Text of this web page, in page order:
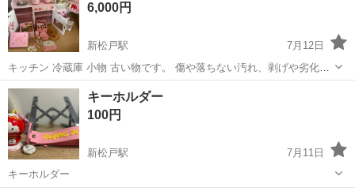
6,000円
新松戸駅
7月12日
キッチン 冷蔵庫 小物 古い物です。 傷や落ちない汚れ、剥げや劣化な
どあります。 写真にてご確認下さい。 返品などは出来かねます。 ま
だ遊べるので使っていただけるお子さまへ 軽く拭いてお渡しします。
マザーガーデン
千葉 松戸市 新松戸駅
キーホルダー
100円
新松戸駅
7月11日
キーホルダー